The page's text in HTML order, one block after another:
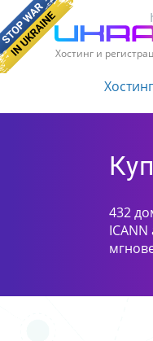
Хостинг и
Хостинг
432